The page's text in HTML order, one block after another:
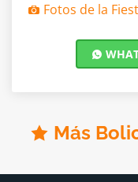
Fotos de la
Más